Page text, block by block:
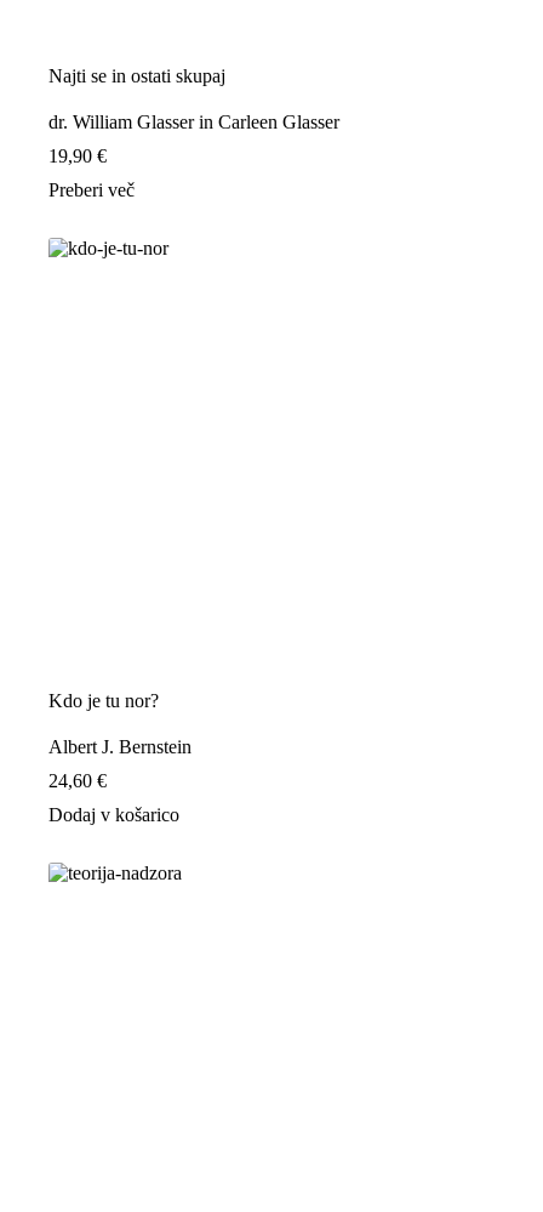
Najti se in ostati skupaj
dr. William Glasser in Carleen Glasser
19,90 €
Preberi več
Kdo je tu nor?
Albert J. Bernstein
24,60 €
Dodaj v košarico